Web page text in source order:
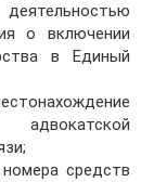
о включении
в Единый
средств